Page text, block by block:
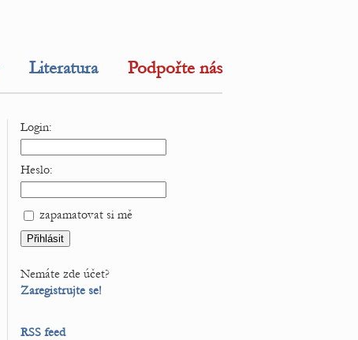
Literatura Podpořte nás
Login:
Heslo:
zapamatovat si mě
Nemáte zde účet?
Zaregistrujte se!
RSS feed